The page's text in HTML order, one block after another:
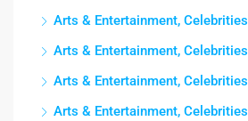
Arts & Entertainment, Celebrities
Arts & Entertainment, Celebrities
Arts & Entertainment, Celebrities
Arts & Entertainment, Celebrities